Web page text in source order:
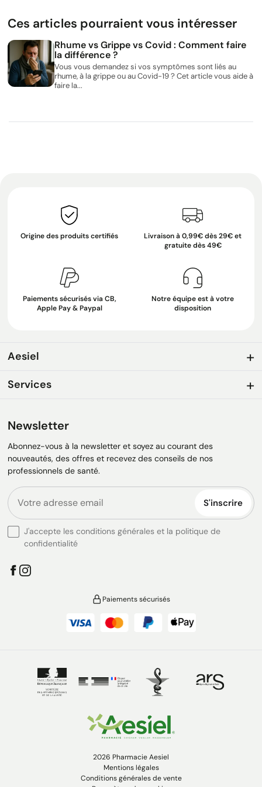
Ces articles pourraient vous intéresser
Rhume vs Grippe vs Covid : Comment faire
la différence ?
Vous vous demandez si vos symptômes sont liés au
rhume, à la grippe ou au Covid-19 ? Cet article vous aide à
faire la...
Origine des produits certifiés
Livraison à 0,99€ dès 29€ et
gratuite dès 49€
Paiements sécurisés via CB,
Apple Pay & Paypal
Notre équipe est à votre
disposition
Aesiel
Services
Newsletter
Abonnez-vous à la newsletter et soyez au courant des
nouveautés, des offres et recevez des conseils de nos
professionnels de santé.
S'inscrire
J'accepte les conditions générales et la politique de
confidentialité
Paiements sécurisés
2026 Pharmacie Aesiel
Mentions légales
Conditions générales de vente